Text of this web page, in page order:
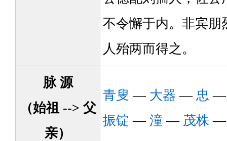
不令懈于内。非宾朋
人殆两而得之。
脉 源
（始祖 --> 父
亲）
青叟 — 大器 — 忠
振锭 — 潼 — 茂株